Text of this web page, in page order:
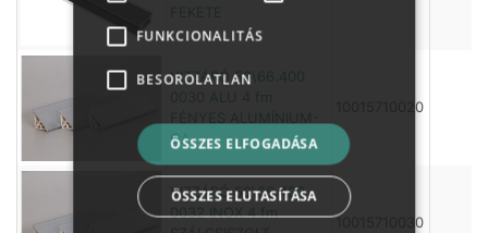
VIZZÁRÓ 50\66.400
GA
10015710020
VIZZÁRÓ 50\66.400
0032 INOX 4 fm
10015710030
FUNKCIONALITÁS
BESOROLATLAN
ÖSSZES ELFOGADÁSA
ÖSSZES ELUTASÍTÁSA